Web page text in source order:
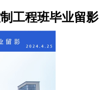
工程班毕业留影